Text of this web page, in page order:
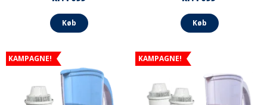
Køb Køb
KAMPAGNE! KAMPAGNE!